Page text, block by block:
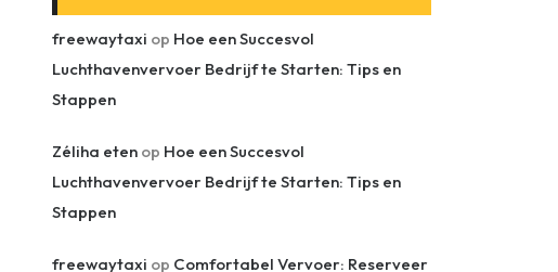
freewaytaxi op Hoe een Succesvol
Luchthavenvervoer Bedrijf te Starten: Tips en
Stappen
Zéliha eten op Hoe een Succesvol
Luchthavenvervoer Bedrijf te Starten: Tips en
Stappen
freewaytaxi op Comfortabel Vervoer: Reserveer